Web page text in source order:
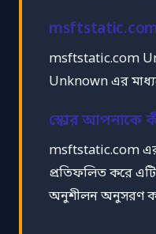
msftstatic.com
Unknown এর
স্কোর আপনাকে
msftstatic.com এর
প্রতিফলিত করে
অনুশীলন অনুসরণ